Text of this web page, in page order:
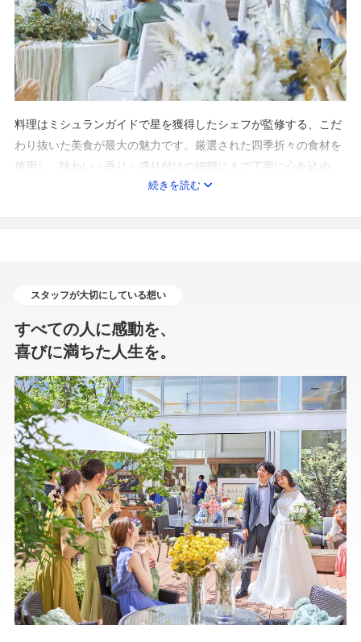
料理はミシュランガイドで星を獲得したシェフが監修する、こだ
わり抜いた美食が最大の魅力です。厳選された四季折々の食材を
使用し、味わい・香り・盛り付けの細部にまで丁寧に心を込め
て、一皿一皿が“記憶に残る料理”となるよう仕上げられていま
実現します。
続きを読む
スタッフが大切にしている想い
すべての人に感動を、
喜びに満ちた人生を。